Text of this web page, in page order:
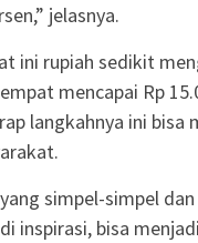
jelasnya.
ini rupiah sedikit
mencapai Rp
langkahnya ini bisa
simpel-simpel
inspirasi, bisa